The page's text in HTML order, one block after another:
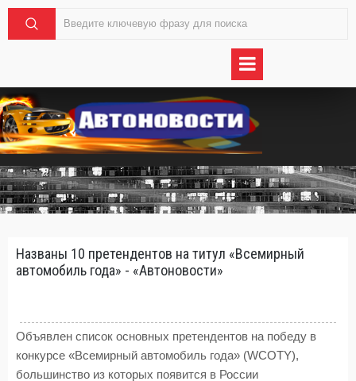
Названы 10 претендентов на титул «Всемирный
автомобиль года» - «Автоновости»
Объявлен список основных претендентов на победу в
конкурсе «Всемирный автомобиль года» (WCOTY),
большинство из которых появится в России